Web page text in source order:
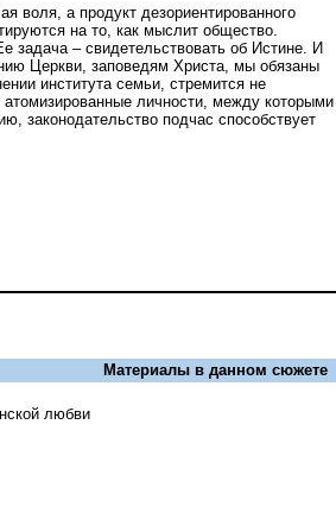
воля, а продукт дезориентированного
на то, как мыслит общество.
задача – свидетельствовать об Истине. И
Церкви, заповедям Христа, мы обязаны
института семьи, стремится не
личности, между которыми
законодательство подчас способствует
Материалы в данном сюжете
любви